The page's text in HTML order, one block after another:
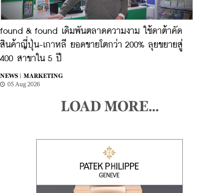
found & found เดิมพันตลาดความงาม ใช้ดาต้าคัด
สินค้าญี่ปุ่น-เกาหลี ยอดขายโตกว่า 200% ลุยขยายสู่
400 สาขาใน 5 ปี
NEWS |
MARKETING
05 Aug 2026
LOAD MORE...